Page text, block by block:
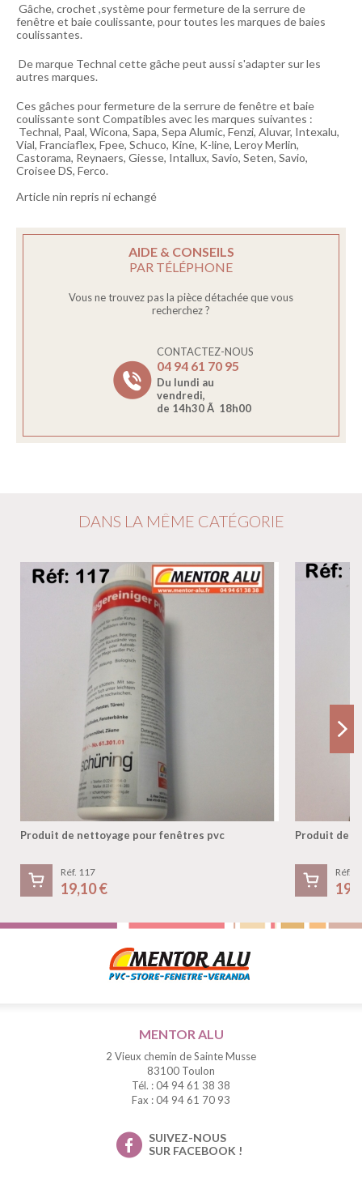
Gâche, crochet ,système pour fermeture de la serrure de
fenêtre et baie coulissante, pour toutes les marques de baies
coulissantes.
De marque Technal cette gâche peut aussi s'adapter sur les
autres marques.
Ces gâches pour fermeture de la serrure de fenêtre et baie
coulissante sont Compatibles avec les marques suivantes :
Technal, Paal, Wicona, Sapa, Sepa Alumic, Fenzi, Aluvar, Intexalu,
Vial, Franciaflex, Fpee, Schuco, Kine, K-line, Leroy Merlin,
Castorama, Reynaers, Giesse, Intallux, Savio, Seten, Savio,
Croisee DS, Ferco.
Article nin repris ni echangé
AIDE & CONSEILS
PAR TÉLÉPHONE
Vous ne trouvez pas la pièce détachée que vous
recherchez ?
CONTACTEZ-NOUS
04 94 61 70 95
Du lundi au
vendredi,
de 14h30 Ã 18h00
DANS LA MÊME CATÉGORIE
Produit de nettoyage pour fenêtres pvc
Réf. 117
19,10 €
Produit de
Réf.
MENTOR ALU
2 Vieux chemin de Sainte Musse
83100 Toulon
Tél. : 04 94 61 38 38
Fax : 04 94 61 70 93
SUIVEZ-NOUS
SUR FACEBOOK !